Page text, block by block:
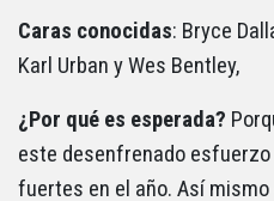
Caras conocidas: Bryce
Karl Urban y Wes Bentley,
¿Por qué es esperada?
este desenfrenado
fuertes en el año. Así